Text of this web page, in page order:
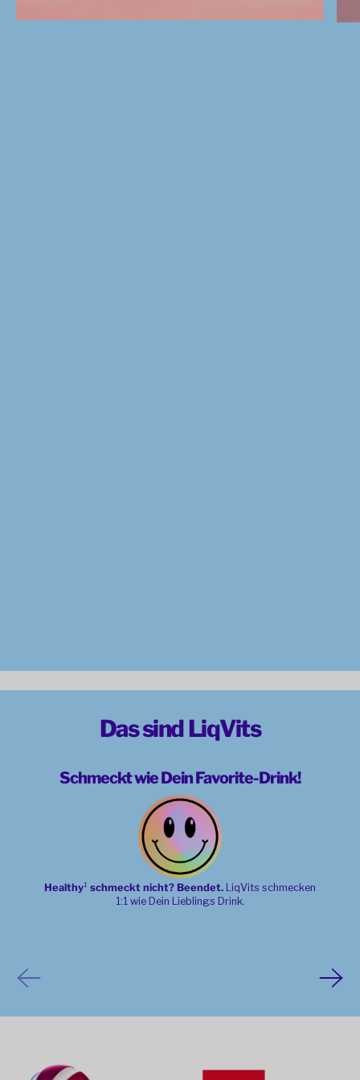
Starter-Set (inkl. Gratis Cup)
4 Bewertungen
Verkaufspreis
€38,99Normaler
Preis
€61,96
Das sind LiqVits
Schmeckt wie Dein Favorite-Drink!
Healthy¹ schmeckt nicht? Beendet. LiqVits schmecken
1:1 wie Dein Lieblings Drink.